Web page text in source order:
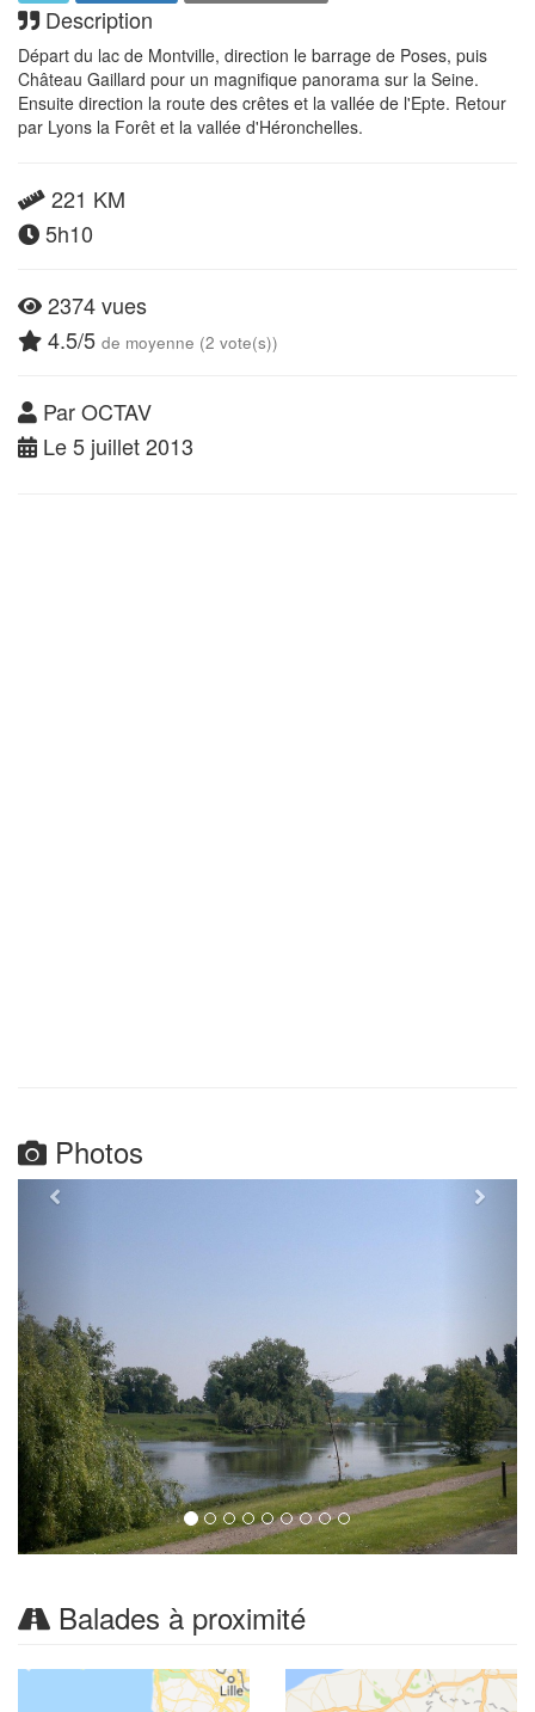
Description
Départ du lac de Montville, direction le barrage de Poses, puis
Château Gaillard pour un magnifique panorama sur la Seine.
Ensuite direction la route des crêtes et la vallée de l'Epte. Retour
par Lyons la Forêt et la vallée d'Héronchelles.
221 KM
5h10
2374 vues
4.5/5 de moyenne (2 vote(s))
Par OCTAV
Le 5 juillet 2013
Photos
Balades à proximité